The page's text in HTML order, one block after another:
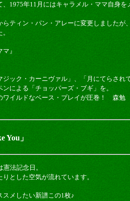
1975年11月にはキャラメル・ママ自身を
ティン・パン・アレーに変更しましたが
』
ジック・カーニヴァル」、「月にてらされ
による「チョッパーズ・ブギ」を。
ワイルドなベース・プレイが圧巻！ 森勉
You」
法記念日。
とした空気が流れています。
メしたい新譜この1枚♪